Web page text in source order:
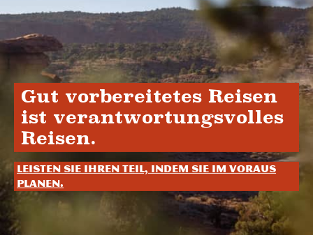
Gut vorbereitetes Reisen
ist verantwortungsvolles
Reisen.
Leisten Sie Ihren Teil, indem Sie im Voraus
planen.